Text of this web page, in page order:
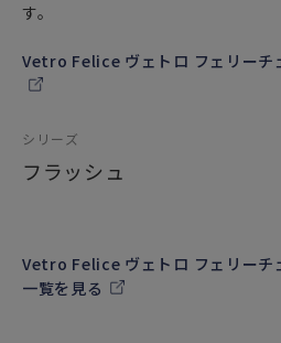
す。
Vetro Felice ヴェトロ フェリーチ
シリーズ
フラッシュ
Vetro Felice ヴェトロ フェリーチ
一覧を見る